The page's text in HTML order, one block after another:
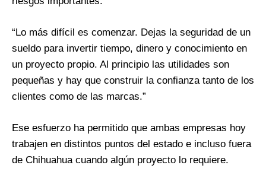
“Lo más difícil es comenzar. Dejas la seguridad de un
sueldo para invertir tiempo, dinero y conocimiento en
un proyecto propio. Al principio las utilidades son
pequeñas y hay que construir la confianza tanto de los
clientes como de las marcas.”
Ese esfuerzo ha permitido que ambas empresas hoy
trabajen en distintos puntos del estado e incluso fuera
de Chihuahua cuando algún proyecto lo requiere.